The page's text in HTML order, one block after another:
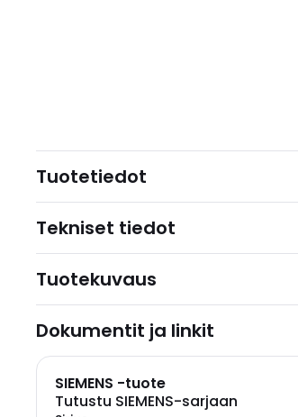
Tuotetiedot
Tekniset tiedot
Tuotekuvaus
Dokumentit ja linkit
SIEMENS -tuote
Tutustu SIEMENS-sarjaan